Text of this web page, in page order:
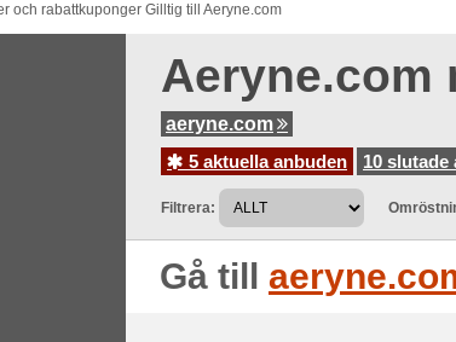
och rabattkuponger Gilltig till Aeryne.com
Aeryne.com
aeryne.com
5 aktuella anbuden
10 slutade
Filtrera:
Gå till